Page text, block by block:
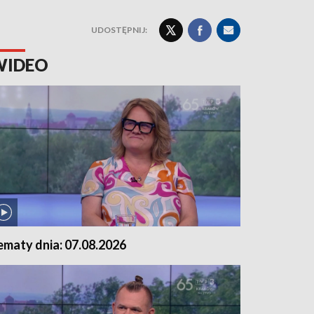
UDOSTĘPNIJ:
dnia: 07.08.2026